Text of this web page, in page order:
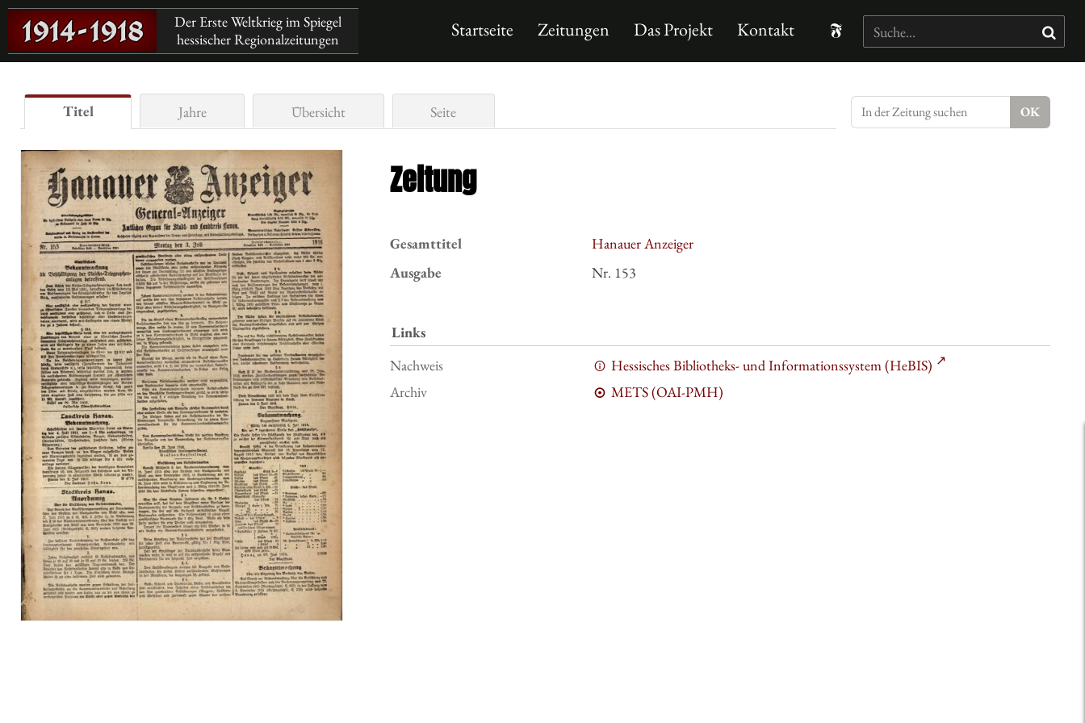
Der Erste Weltkrieg im Spiegel
hessischer Regionalzeitungen
Startseite Zeitungen Das Projekt Kontakt
Titel Jahre Übersicht Seite
Zeitung
Gesamttitel
Hanauer Anzeiger
Ausgabe
Nr. 153
Links
Nachweis
Hessisches Bibliotheks- und Informationssystem (HeBIS)
Archiv
METS (OAI-PMH)